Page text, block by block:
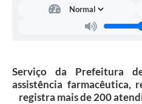
Serviço da Prefeitura
assistência farmacêutica,
registra mais de 200